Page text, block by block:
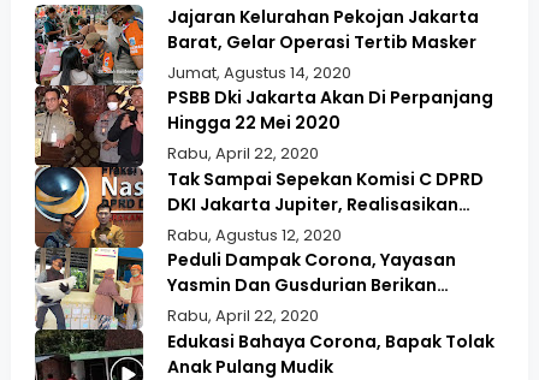
Jajaran Kelurahan Pekojan Jakarta
Barat, Gelar Operasi Tertib Masker
Jumat, Agustus 14, 2020
PSBB Dki Jakarta Akan Di Perpanjang
Hingga 22 Mei 2020
Rabu, April 22, 2020
Tak Sampai Sepekan Komisi C DPRD
DKI Jakarta Jupiter, Realisasikan
Aspirasi Masyarakat Duri Kepa Kebun
Jeruk
Rabu, Agustus 12, 2020
Peduli Dampak Corona, Yayasan
Yasmin Dan Gusdurian Berikan
Bansos Untuk Wilayah Pekojan
Rabu, April 22, 2020
Edukasi Bahaya Corona, Bapak Tolak
Anak Pulang Mudik